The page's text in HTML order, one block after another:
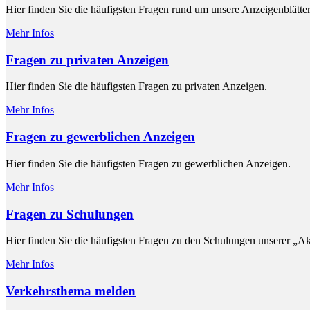
Hier finden Sie die häufigsten Fragen rund um unsere
Mehr Infos
Fragen zu privaten Anzeigen
Hier finden Sie die häufigsten Fragen zu privaten Anzeigen.
Mehr Infos
Fragen zu gewerblichen Anzeigen
Hier finden Sie die häufigsten Fragen zu gewerblichen Anzeigen.
Mehr Infos
Fragen zu Schulungen
Hier finden Sie die häufigsten Fragen zu den Schulungen unserer
Mehr Infos
Verkehrsthema melden